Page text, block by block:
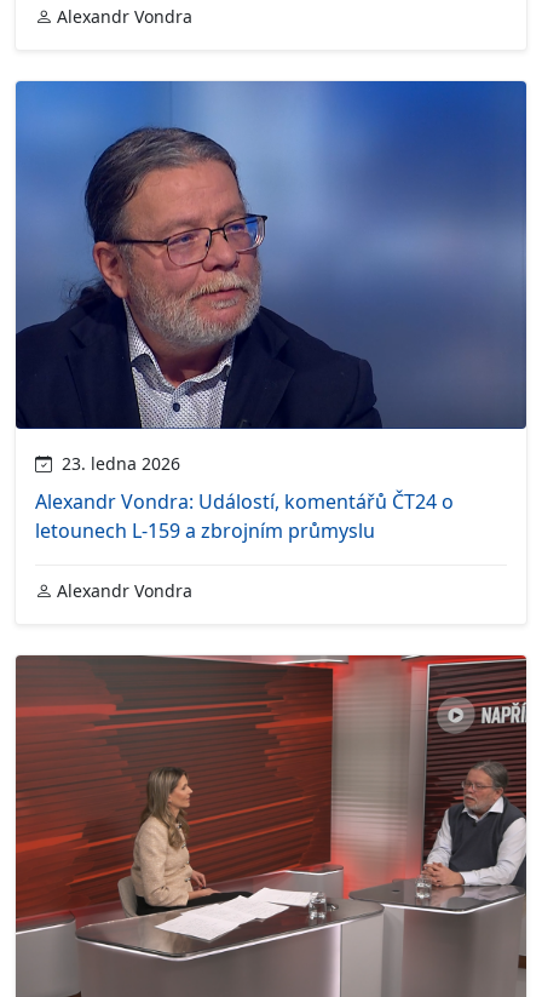
Alexandr Vondra
23. ledna 2026
Alexandr Vondra: Událostí, komentářů ČT24 o
letounech L-159 a zbrojním průmyslu
Alexandr Vondra